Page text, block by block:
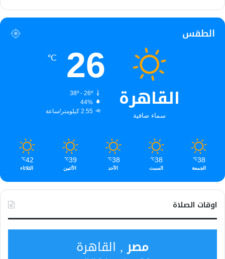
الطقس
القاهرة
سماء صافية
26
℃
38º - 26º
44%
2.55 كيلومتر/ساعة
38
℃
الجمعة
38
℃
السبت
38
℃
الأحد
39
℃
الأثنين
42
℃
الثلاثاء
اوقات الصلاة